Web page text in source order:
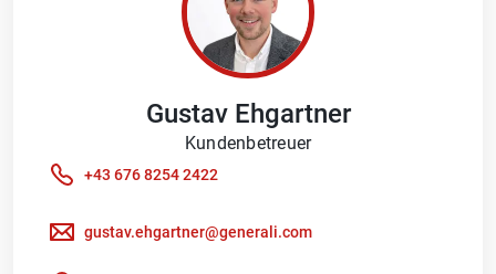
Gustav Ehgartner
Kundenbetreuer
+43 676 8254 2422
gustav.ehgartner@generali.com